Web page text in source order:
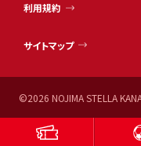
利用規約
サイトマップ
©2026 NOJIMA STELLA